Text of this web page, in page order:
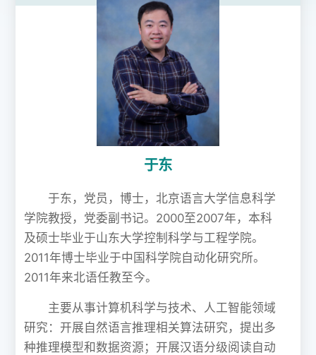
于东
于东，党员，博士，北京语言大学信息科学
学院教授，党委副书记。2000至2007年，本科
及硕士毕业于山东大学控制科学与工程学院。
2011年博士毕业于中国科学院自动化研究所。
2011年来北语任教至今。
主要从事计算机科学与技术、人工智能领域
研究：开展自然语言推理相关算法研究，提出多
种推理模型和数据资源；开展汉语分级阅读自动